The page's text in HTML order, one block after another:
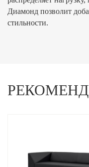
Диамонд позволит
стильности.